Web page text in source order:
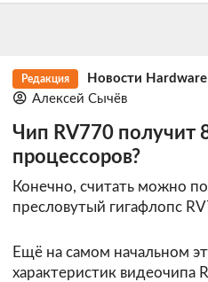
Редакция Новости Hardware
Алексей Сычёв
Чип RV770 получит
процессоров?
Конечно, считать можно
пресловутый гигафлопс
Ещё на самом начальном
характеристик видеочипа